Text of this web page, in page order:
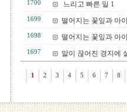
1700 느리고 빠른 일 1
1699 떨어지는 꽃잎과 아
1698 떨어지는 꽃잎과 아
1697 말이 끊어진 경지에
1 2 3 4 5 6 7 8